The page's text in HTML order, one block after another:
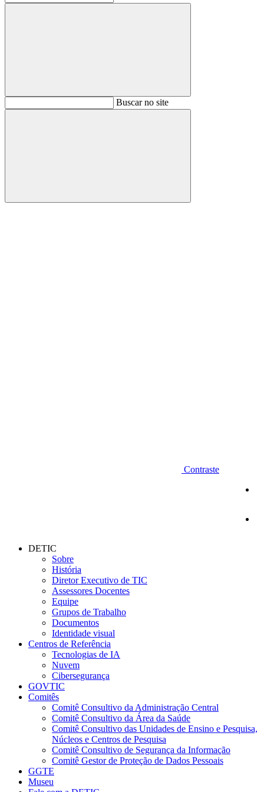
BuscarBuscar no site
Buscar
Contraste
DETIC
Sobre
História
Diretor Executivo de TIC
Assessores Docentes
Equipe
Grupos de Trabalho
Documentos
Identidade visual
Centros de Referência
Tecnologias de IA
Nuvem
Cibersegurança
GOVTIC
Comitês
Comitê Consultivo da Administração Central
Comitê Consultivo da Área da Saúde
Comitê Consultivo das Unidades de Ensino e Pesquisa,
Núcleos e Centros de Pesquisa
Comitê Consultivo de Segurança da Informação
Comitê Gestor de Proteção de Dados Pessoais
GGTE
Museu